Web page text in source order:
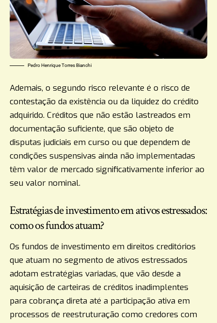
Pedro Henrique Torres Bianchi
Ademais, o segundo risco relevante é o risco de
contestação da existência ou da liquidez do crédito
adquirido. Créditos que não estão lastreados em
documentação suficiente, que são objeto de
disputas judiciais em curso ou que dependem de
condições suspensivas ainda não implementadas
têm valor de mercado significativamente inferior ao
seu valor nominal.
Estratégias de investimento em ativos estressados:
como os fundos atuam?
Os fundos de investimento em direitos creditórios
que atuam no segmento de ativos estressados
adotam estratégias variadas, que vão desde a
aquisição de carteiras de créditos inadimplentes
para cobrança direta até a participação ativa em
processos de reestruturação como credores com